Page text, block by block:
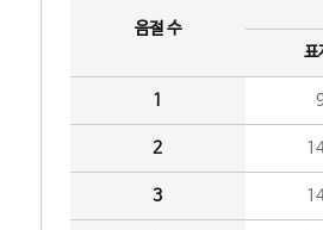
음절 수
표
1
2
3